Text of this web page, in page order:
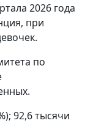
2026 года
при
по
92,6 тысячи